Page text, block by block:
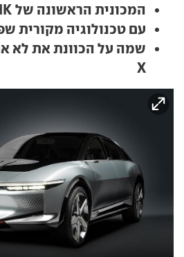
המכונית הראשונה של THK מעוררת עניין רב
עם טכנולוגיה מקורית
שמה על הכוונת את לא
X